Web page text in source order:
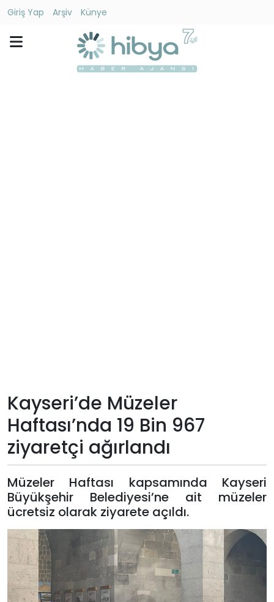
Giriş Yap Arşiv
Künye
Künye
Giriş
Yap
Kayseri’de Müzeler
Haftası’nda 19 Bin 967
ziyaretçi ağırlandı
Müzeler Haftası kapsamında Kayseri
Büyükşehir Belediyesi’ne ait müzeler
ücretsiz olarak ziyarete açıldı.